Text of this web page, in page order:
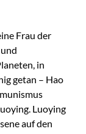
Frau der
in
getan – Hao
Luoying
auf den